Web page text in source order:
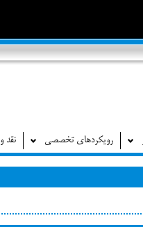
رویکردهای تخصصی نقد